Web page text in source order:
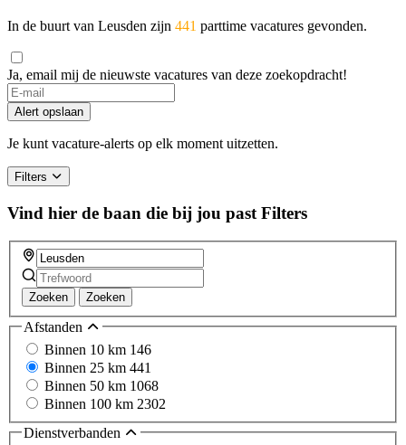
In de buurt van Leusden zijn 441 parttime vacatures gevonden.
Ja, email mij de nieuwste vacatures van deze zoekopdracht!
If
you
are
a
ignore
this
field
Alert opslaan
Je kunt vacature-alerts op elk moment uitzetten.
Filters
Vind hier de baan die bij jou past Filters
Zoeken Zoeken
Afstanden
Binnen 10 km 146
Binnen 25 km 441
Binnen 50 km 1068
Binnen 100 km 2302
Dienstverbanden